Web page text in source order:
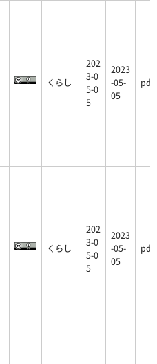
くらし
202
3-0
5-0
5
2023
-05-
05
pdf
くらし
202
3-0
5-0
5
2023
-05-
05
pdf